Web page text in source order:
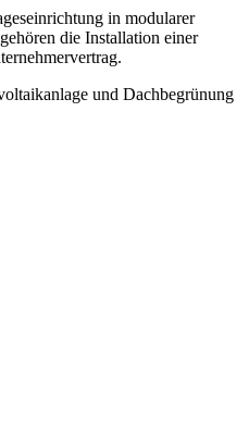
in modularer
die Installation einer
und Dachbegrünung